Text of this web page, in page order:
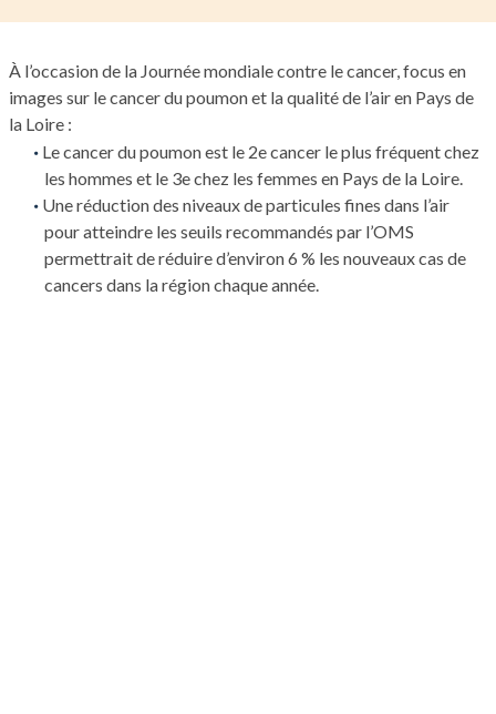
À l’occasion de la Journée mondiale contre le cancer, focus en
images sur le cancer du poumon et la qualité de l’air en Pays de
la Loire :
Le cancer du poumon est le 2e cancer le plus fréquent chez
les hommes et le 3e chez les femmes en Pays de la Loire.
Une réduction des niveaux de particules fines dans l’air
pour atteindre les seuils recommandés par l’OMS
permettrait de réduire d’environ 6 % les nouveaux cas de
cancers dans la région chaque année.